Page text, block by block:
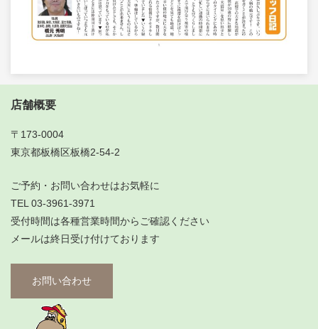
店舗概要
〒173-0004
東京都板橋区板橋2-54-2
ご予約・お問い合わせはお気軽に
TEL 03-3961-3971
受付時間は各種営業時間からご確認ください
メールは終日受け付けております
お問い合わせ